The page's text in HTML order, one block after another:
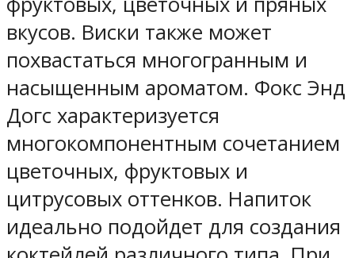
вкусов. Виски также может
похвастаться многогранным и
насыщенным ароматом. Фокс Энд
Догс характеризуется
многокомпонентным сочетанием
цветочных, фруктовых и
цитрусовых оттенков. Напиток
идеально подойдет для создания